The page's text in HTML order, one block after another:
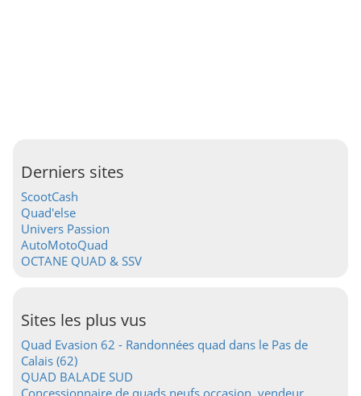
Derniers sites
ScootCash
Quad'else
Univers Passion
AutoMotoQuad
OCTANE QUAD & SSV
Sites les plus vus
Quad Evasion 62 - Randonnées quad dans le Pas de
Calais (62)
QUAD BALADE SUD
Concessionnaire de quads neufs occasion, vendeur